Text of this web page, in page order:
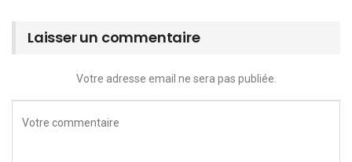
Laisser un commentaire
Votre adresse email ne sera pas publiée.